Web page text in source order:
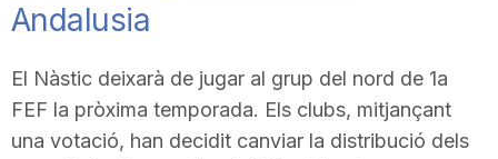
Andalusia
El Nàstic deixarà de jugar al grup del nord de 1a
FEF la pròxima temporada. Els clubs, mitjançant
una votació, han decidit canviar la distribució dels